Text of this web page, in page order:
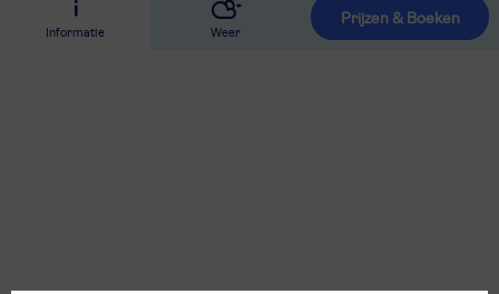
Informatie Weer
Prijzen & Boeken